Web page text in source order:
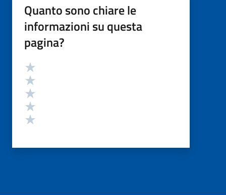
Quanto sono chiare le
informazioni su questa
pagina?
Valutazione